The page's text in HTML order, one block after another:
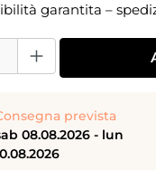
garantita –
prodotto: inserisci la
prevista
08.08.2026 - lun